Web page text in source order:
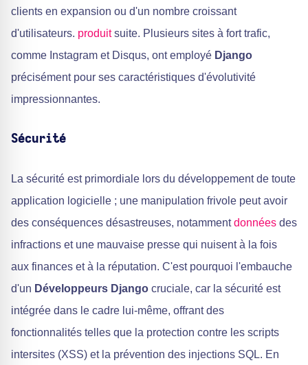
clients en expansion ou d'un nombre croissant
d'utilisateurs. produitsuite. Plusieurs sites à fort trafic,
comme Instagram et Disqus, ont employé Django
précisément pour ses caractéristiques d'évolutivité
impressionnantes.
Sécurité
La sécurité est primordiale lors du développement de toute
application logicielle ; une manipulation frivole peut avoir
des conséquences désastreuses, notammentdonnées des
infractions et une mauvaise presse qui nuisent à la fois
aux finances et à la réputation. C'est pourquoi l'embauche
d'un Développeurs Django cruciale, car la sécurité est
intégrée dans le cadre lui-même, offrant des
fonctionnalités telles que la protection contre les scripts
intersites (XSS) et la prévention des injections SQL. En